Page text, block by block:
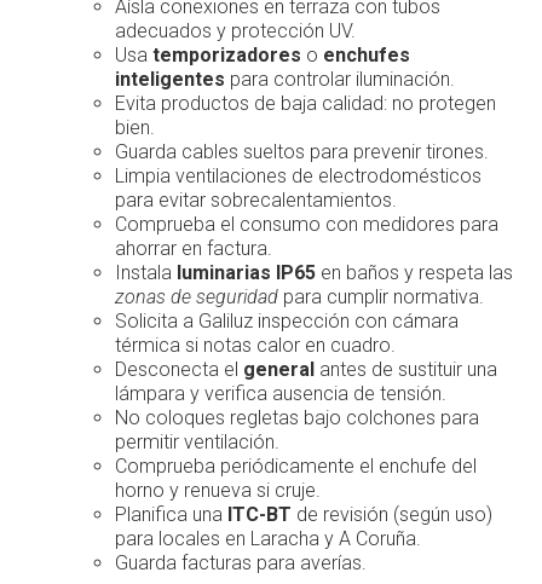
Aísla conexiones en terraza con tubos
adecuados y protección UV.
Usa temporizadores o enchufes
inteligentes para controlar iluminación.
Evita productos de baja calidad: no protegen
bien.
Guarda cables sueltos para prevenir tirones.
Limpia ventilaciones de electrodomésticos
para evitar sobrecalentamientos.
Comprueba el consumo con medidores para
ahorrar en factura.
Instala luminarias IP65 en baños y respeta las
zonas de seguridad para cumplir normativa.
Solicita a Galiluz inspección con cámara
térmica si notas calor en cuadro.
Desconecta el general antes de sustituir una
lámpara y verifica ausencia de tensión.
No coloques regletas bajo colchones para
permitir ventilación.
Comprueba periódicamente el enchufe del
horno y renueva si cruje.
Planifica una ITC-BT de revisión (según uso)
para locales en Laracha y A Coruña.
Guarda facturas para averías.